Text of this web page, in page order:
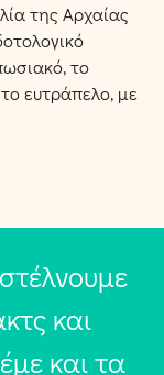
της Αρχαίας
το
ευτράπελο, µε
και
και τα